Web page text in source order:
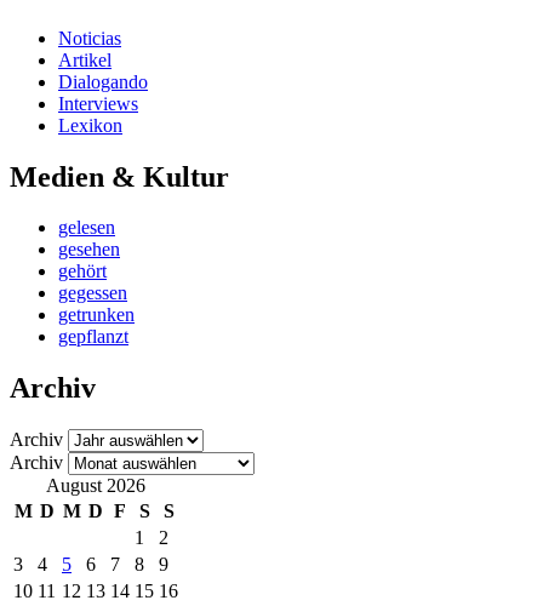
Noticias
Artikel
Dialogando
Interviews
Lexikon
Medien & Kultur
gelesen
gesehen
gehört
gegessen
getrunken
gepflanzt
Archiv
Archiv
Archiv
August 2026
M D M D F S
S
1
2
3
4 5 6 7 8
9
10 11 12 13 14 15 16